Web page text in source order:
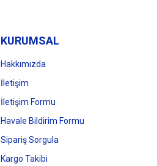
Bu ürüne benzer farklı alternatifler
KURUMSAL
Hakkımızda
İletişim
İletişim Formu
Havale Bildirim Formu
Sipariş Sorgula
Kargo Takibi